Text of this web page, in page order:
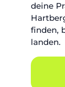
deine
finden,
landen.